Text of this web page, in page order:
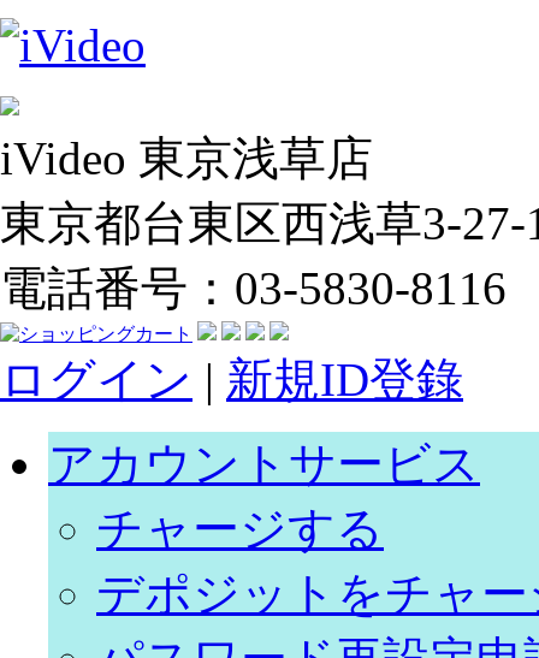
iVideo 東京浅草店
東京都台東区西浅草3-27-
電話番号：03-5830-8116
ログイン | 新規ID登錄
アカウントサービス
チャージする
デポジットをチャ